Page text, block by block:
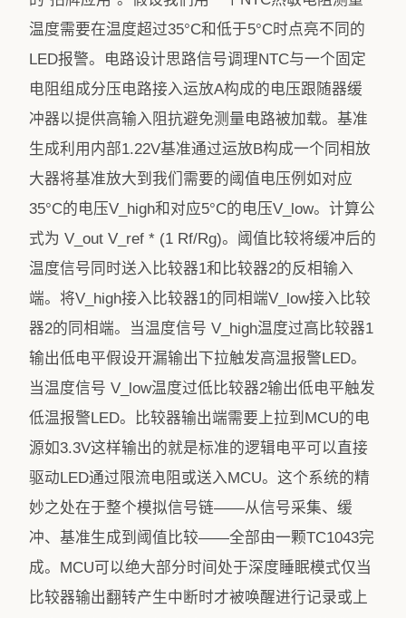
温度需要在温度超过35°C和低于5°C时点亮不同的
LED报警。电路设计思路信号调理NTC与一个固定
电阻组成分压电路接入运放A构成的电压跟随器缓
冲器以提供高输入阻抗避免测量电路被加载。基准
生成利用内部1.22V基准通过运放B构成一个同相放
大器将基准放大到我们需要的阈值电压例如对应
35°C的电压V_high和对应5°C的电压V_low。计算公
式为 V_out V_ref * (1 Rf/Rg)。阈值比较将缓冲后的
温度信号同时送入比较器1和比较器2的反相输入
端。将V_high接入比较器1的同相端V_low接入比较
器2的同相端。当温度信号 V_high温度过高比较器1
输出低电平假设开漏输出下拉触发高温报警LED。
当温度信号 V_low温度过低比较器2输出低电平触发
低温报警LED。比较器输出端需要上拉到MCU的电
源如3.3V这样输出的就是标准的逻辑电平可以直接
驱动LED通过限流电阻或送入MCU。这个系统的精
妙之处在于整个模拟信号链——从信号采集、缓
冲、基准生成到阈值比较——全部由一颗TC1043完
成。MCU可以绝大部分时间处于深度睡眠模式仅当
比较器输出翻转产生中断时才被唤醒进行记录或上